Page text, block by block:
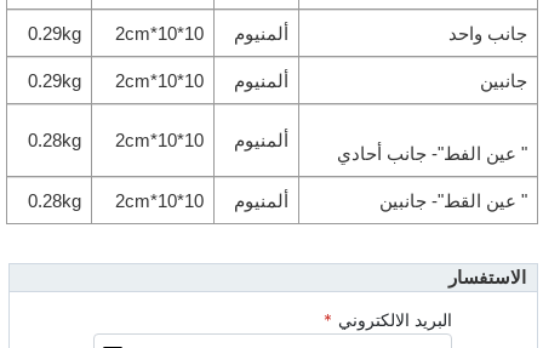
جانب واحد ألمنيوم 10*10*2cm
0.29kg
جانبين ألمنيوم 10*10*2cm
0.29kg
" عين الفط"- جانب أحادي
ألمنيوم 10*10*2cm
0.28kg
" عين القط"- جانبين ألمنيوم 10*10*2cm
0.28kg
الاستفسار